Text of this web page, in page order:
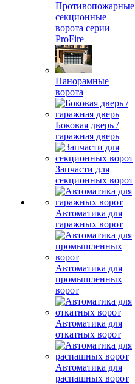
Противопожарные
секционные
ворота серии
ProFire
Панорамные
ворота
Боковая дверь /
гаражная дверь
Запчасти для
секционных ворот
Автоматика для
гаражных ворот
Автоматика для
промышленных
ворот
Автоматика для
откатных ворот
Автоматика для
распашных ворот